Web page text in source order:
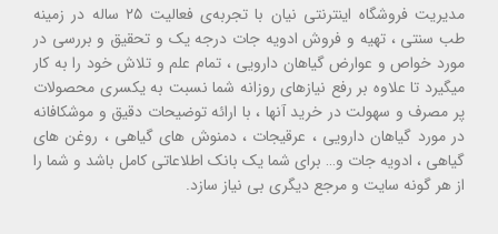
مدیریت فروشگاه اینترنتی نیان با تجربه‌ی فعالیت ۲۵ ساله در زمینه
طب سنتی ، تهیه و فروش ادویه جات درجه یک و تحقیق و بررسی در
مورد خواص و عوارض گیاهان دارویی ، تمام علم و تلاش خود را به کار
میگیرد تا علاوه بر رفع نیازهای روزانه شما نسبت به یکسری محصولات
پر مصرف و سهولت در خرید آنها ، با ارائه توضیحات دقیق و موشکافانه
در مورد گیاهان دارویی ، عرقیجات ، دمنوش های گیاهی ، روغن های
گیاهی ، ادویه جات و… برای شما یک بانک اطلاعاتی کامل باشد و شما را
از هر گونه سایت و مرجع دیگری بی نیاز سازد.